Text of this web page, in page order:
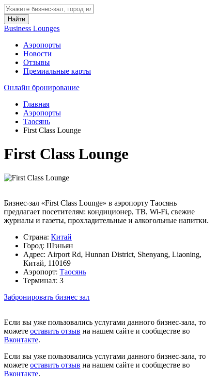
Найти
Business Lounges
Аэропорты
Новости
Отзывы
Премиальные карты
Онлайн бронирование
Главная
Аэропорты
Таосянь
First Class Lounge
First Class Lounge
Бизнес-зал «First Class Lounge» в аэропорту Таосянь
предлагает посетителям: кондиционер, ТВ, Wi-Fi, свежие
журналы и газеты, прохладительные и алкогольные напитки.
Страна: Китай
Город: Шэньян
Адрес: Airport Rd, Hunnan District, Shenyang, Liaoning,
Китай, 110169
Аэропорт: Таосянь
Терминал: 3
Забронировать бизнес зал
Если вы уже пользовались услугами данного бизнес-зала, то
можете оставить отзыв на нашем сайте и сообществе во
Вконтакте.
Если вы уже пользовались услугами данного бизнес-зала, то
можете оставить отзыв на нашем сайте и сообществе во
Вконтакте.